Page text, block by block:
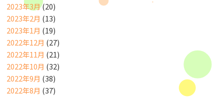
2023年3月(20)
2023年2月 (13)
2023年1月 (19)
2022年12月 (27)
2022年11月 (21)
2022年10月 (32)
2022年9月 (38)
2022年8月 (37)